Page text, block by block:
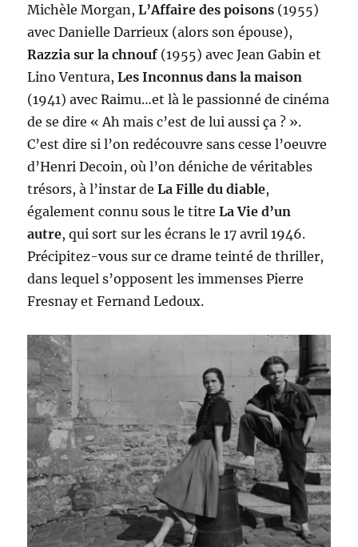
Michèle Morgan,L’Affaire des poisons (1955)
avec Danielle Darrieux (alors son épouse),
Razzia sur la chnouf (1955) avec Jean Gabin et
Lino Ventura,Les Inconnus dans la maison
(1941) avec Raimu…et là le passionné de cinéma
de se dire « Ah mais c’est de lui aussi ça ? ».
C’est dire si l’on redécouvre sans cesse l’oeuvre
d’Henri Decoin, où l’on déniche de véritables
trésors, à l’instar deLa Fille du diable,
également connu sous le titreLa Vie d’un
autre, qui sort sur les écrans le 17 avril 1946.
Précipitez-vous sur ce drame teinté de thriller,
dans lequel s’opposent les immenses Pierre
Fresnay et Fernand Ledoux.